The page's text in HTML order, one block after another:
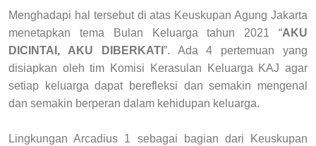
Menghadapi hal tersebut di atas Keuskupan Agung Jakarta
menetapkan tema Bulan Keluarga tahun 2021 “AKU
DICINTAI, AKU DIBERKATI ”. Ada 4 pertemuan yang
disiapkan oleh tim Komisi Kerasulan Keluarga KAJ agar
setiap keluarga dapat berefleksi dan semakin mengenal
dan semakin berperan dalam kehidupan keluarga.
Lingkungan Arcadius 1 sebagai bagian dari Keuskupan